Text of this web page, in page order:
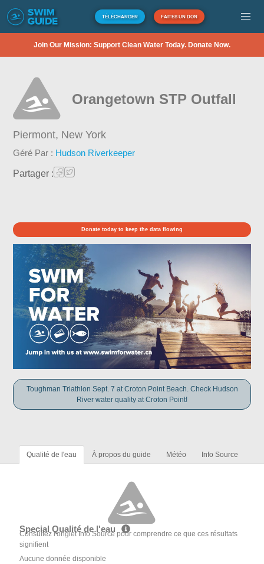
TÉLÉCHARGER FAITES UN DON
Join Our Mission: Support Clean Water Today. Donate Now.
Orangetown STP Outfall
Piermont, New York
Géré Par : Hudson Riverkeeper
Partager :
Donate today to keep the data flowing
Toughman Triathlon Sept. 7 at Croton Point Beach. Check Hudson
River water quality at Croton Point!
Qualité de l'eau À propos du guide Météo Info Source
Special Qualité de l'eau
Consultez l'onglet Info Source pour comprendre ce que ces résultats
signifient
Aucune donnée disponible